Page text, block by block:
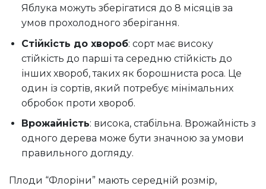
Яблука можуть зберігатися до 8 місяців за
умов прохолодного зберігання.
Стійкість до хвороб: сорт має високу
стійкість до парші та середню стійкість до
інших хвороб, таких як борошниста роса. Це
один із сортів, який потребує мінімальних
обробок проти хвороб.
Врожайність: висока, стабільна. Врожайність з
одного дерева може бути значною за умови
правильного догляду.
Плоди “Флоріни” мають середній розмір,